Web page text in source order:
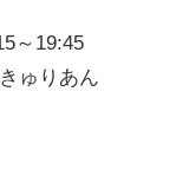
～19:45
ゅりあん